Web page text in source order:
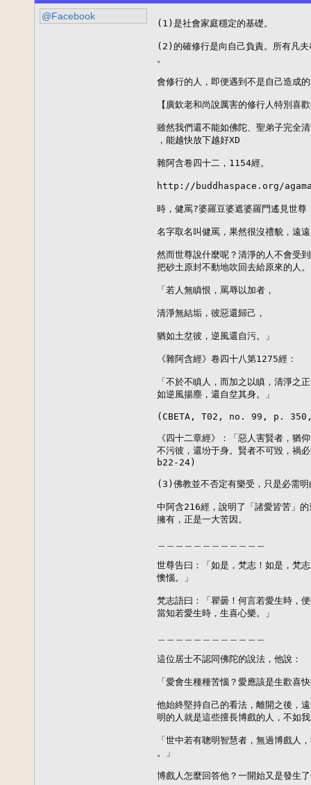
@Facebook
(1)是社會家庭穩定的基礎。
(2)的確修行是向自己負責。所有凡
。
會修行的人，即便遇到不是自己造成
【廣欽老和尚說厲害的修行人特別喜
雖然我們還不能如佛陀、聖弟子完全
，能越快放下越好XD
雜阿含卷四十二，1154經。
http://buddhaspace.org/
時，健罵?婆羅豆婆遮婆羅門遙見世
名字取名叫健罵，果然很沒禮貌，遠
然而世尊說什麼呢？清淨的人不會受
把砂土原封不動地吹回去給原來的人。
「若人無瞋恨，罵辱以加者，
清淨無結垢，彼惡還歸己，
猶如土坌彼，逆風還自污。」
《雜阿含經》卷四十八第1275經：
「不於不瞋人，而加之以瞋，清淨之
如逆風揚塵，還自坌其身。」
(CBETA, T02, no. 99, p.
《四十二章經》：「惡人害賢者，猶
不污彼，還坋于身。賢者不可毀
b22-24)
(3)佛教並不否定有樂受，只是必需
中阿含216經，說明了「諸愛皆苦」
擁有，正是一大苦因。
世尊告曰：「如是，梵志！如是，梵
懊惱。」
梵志語曰：「瞿曇！何言若愛生時，
當知若愛生時，生喜心樂。」
這位居士不認同佛陀的說法，他說：
「愛會生種種苦惱？愛應該是生歡喜
他始終堅持自己的看法，離開之後，
明的人就是這些擅長博戲的人，不如
「世中若有聰明智慧者，無過博戲人
。」
博戲人怎麼回答他？一開始又是發生